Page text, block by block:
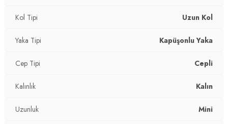
Kol Tipi Uzun Kol
Yaka Tipi Kapüşonlu Yaka
Cep Tipi Cepli
Kalınlık Kalın
Uzunluk Mini